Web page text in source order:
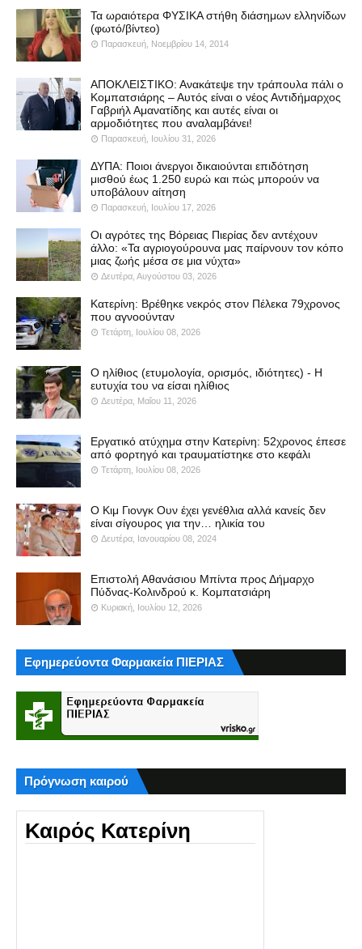
Τα ωραιότερα ΦΥΣΙΚΑ στήθη διάσημων ελληνίδων
(φωτό/βίντεο)
Παρασκευή, Νοεμβρίου 14, 2014
ΑΠΟΚΛΕΙΣΤΙΚΟ: Ανακάτεψε την τράπουλα πάλι ο
Κομπατσιάρης – Αυτός είναι ο νέος Αντιδήμαρχος
Γαβριήλ Αμανατίδης και αυτές είναι οι
αρμοδιότητες που αναλαμβάνει!
Παρασκευή, Ιουλίου 31, 2026
ΔΥΠΑ: Ποιοι άνεργοι δικαιούνται επιδότηση
μισθού έως 1.250 ευρώ και πώς μπορούν να
υποβάλουν αίτηση
Παρασκευή, Ιουλίου 17, 2026
Οι αγρότες της Βόρειας Πιερίας δεν αντέχουν
άλλο: «Τα αγριογούρουνα μας παίρνουν τον κόπο
μιας ζωής μέσα σε μια νύχτα»
Δευτέρα, Αυγούστου 03, 2026
Κατερίνη: Βρέθηκε νεκρός στον Πέλεκα 79χρονος
που αγνοούνταν
Τετάρτη, Ιουλίου 08, 2026
Ο ηλίθιος (ετυμολογία, ορισμός, ιδιότητες) - Η
ευτυχία του να είσαι ηλίθιος
Δευτέρα, Μαΐου 11, 2026
Εργατικό ατύχημα στην Κατερίνη: 52χρονος έπεσε
από φορτηγό και τραυματίστηκε στο κεφάλι
Τετάρτη, Ιουλίου 08, 2026
Ο Κιμ Γιονγκ Ουν έχει γενέθλια αλλά κανείς δεν
είναι σίγουρος για την… ηλικία του
Δευτέρα, Ιανουαρίου 08, 2024
Επιστολή Αθανάσιου Μπίντα προς Δήμαρχο
Πύδνας-Κολινδρού κ. Κομπατσιάρη
Κυριακή, Ιουλίου 12, 2026
Εφημερεύοντα Φαρμακεία ΠΙΕΡΙΑΣ
Πρόγνωση καιρού
Καιρός Κατερίνη